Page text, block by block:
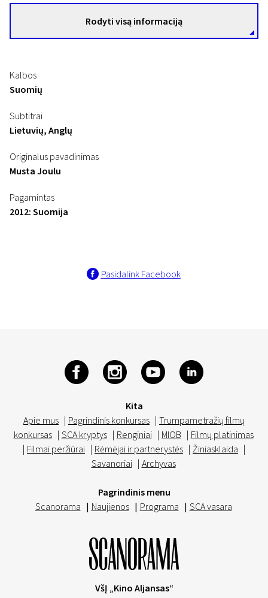
Rodyti visą informaciją
Kalbos
Suomių
Subtitrai
Lietuvių, Anglų
Originalus pavadinimas
Musta Joulu
Pagamintas
2012: Suomija
Pasidalink Facebook
Kita
Apie mus | Pagrindinis konkursas | Trumpametražių filmų
konkursas | SCA kryptys | Renginiai | MIOB | Filmų platinimas
| Filmai peržiūrai | Rėmėjai ir partnerystės | Žiniasklaida |
Savanoriai | Archyvas
Pagrindinis menu
Scanorama | Naujienos | Programa | SCA vasara
VšĮ „Kino Aljansas“